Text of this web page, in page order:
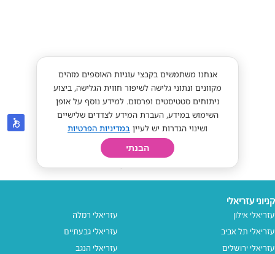
קניוני עזריאלי
עזריאלי אילון
עזריאלי תל אביב
עזריאלי ירושלים
עזריאלי רמלה
עזריאלי גבעתיים
עזריאלי הנגב